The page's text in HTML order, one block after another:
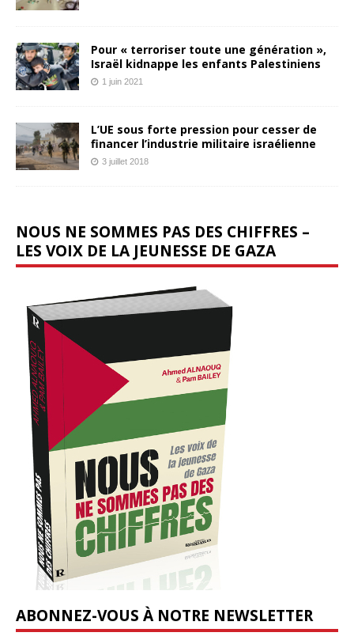
Pour « terroriser toute une génération »,
Israël kidnappe les enfants Palestiniens
1 juin 2021
L’UE sous forte pression pour cesser de
financer l’industrie militaire israélienne
3 juillet 2018
NOUS NE SOMMES PAS DES CHIFFRES –
LES VOIX DE LA JEUNESSE DE GAZA
ABONNEZ-VOUS À NOTRE NEWSLETTER